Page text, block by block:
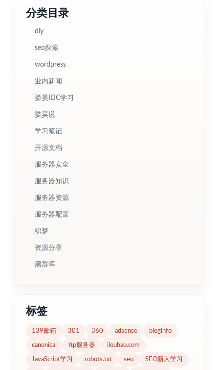
分类目录
diy
seo探索
wordpress
业内新闻
娄昊IDC学习
娄昊说
学习笔记
开源文档
服务器安全
服务器知识
服务器资源
服务器配置
织梦
资源分享
黑群晖
标签
139邮箱 301 360 adsense bloginfo
canonical ftp服务器 ilouhao.com
JavaScript学习 robots.txt seo SEO新人学习